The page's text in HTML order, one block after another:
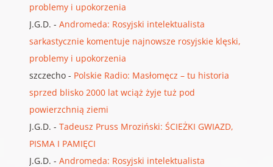
problemy i upokorzenia
J.G.D. - Andromeda: Rosyjski intelektualista
sarkastycznie komentuje najnowsze rosyjskie klęski,
problemy i upokorzenia
szczecho- Polskie Radio: Masłomęcz – tu historia
sprzed blisko 2000 lat wciąż żyje tuż pod
powierzchnią ziemi
J.G.D. - Tadeusz Pruss Mroziński: ŚCIEŻKI GWIAZD,
PISMA I PAMIĘCI
J.G.D. - Andromeda: Rosyjski intelektualista